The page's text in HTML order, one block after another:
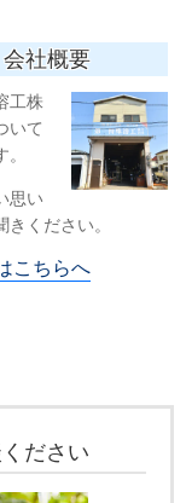
会社概要
工株
いて
思い
きください。
こちらへ
ださい